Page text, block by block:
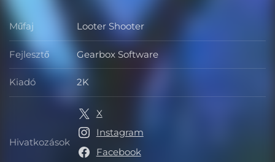
Műfaj Műfaj
Looter Shooter
Fejlesztő Fejlesztő
Gearbox Software
Kiadó Kiadó
2K
Hivatkozások Hivatkozások
X
Instagram
Facebook